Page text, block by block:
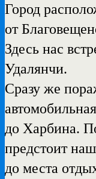
Город
от
Здесь нас
Удалянчи.
Сразу же
до Харбина.
предстоит
до места